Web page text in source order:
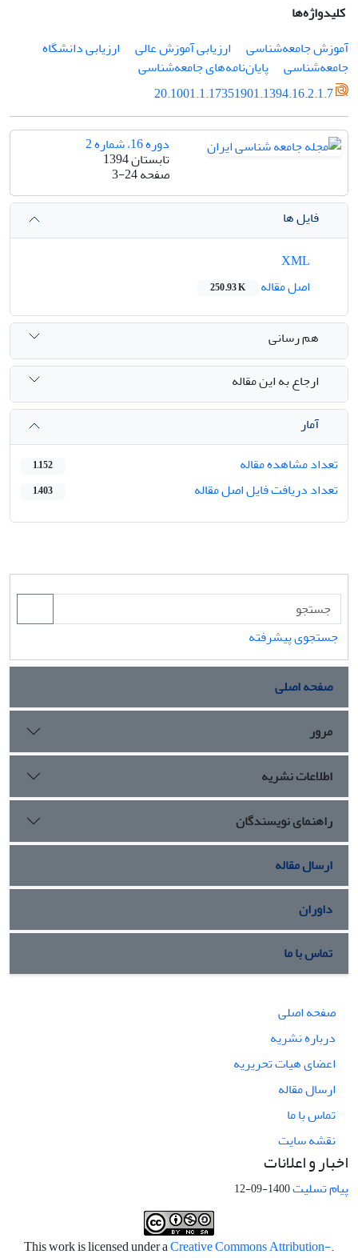
کلیدواژه‌ها
آموزش جامعه‌شناسی
ارزیابی آموزش عالی
ارزیابی دانشگاه
جامعه‌شناسی
پایان‌نامه‌های جامعه‌شناسی
20.1001.1.17351901.1394.16.2.1.7
دوره 16، شماره 2
تابستان 1394
صفحه3-24
فایل ها
اصل مقاله
250.93 K
هم رسانی
ارجاع به این مقاله
آمار
تعداد مشاهده مقاله
1,152
تعداد دریافت فایل اصل مقاله 1,403
جستجوی پیشرفته
صفحه اصلی
مرور
اطلاعات نشریه
راهنمای نویسندگان
ارسال مقاله
داوران
تماس با ما
صفحه اصلی
درباره نشریه
اعضای هیات تحریریه
ارسال مقاله
تماس با ما
نقشه سایت
اخبار و اعلانات
پیام تسلیت1400-09-12
.This work is licensed under a
Creative Commons Attribution-